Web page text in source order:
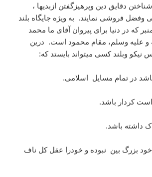
دقایق دین وپرهیزگفتن ازبدیها ،
وفضل فروشی نمایند. به ویژه جایگاه بلند
که در دنیا برای پیروان آقای ما محمد
علیه وسلم، مقام محمود است. درین
نیکو وبلند کسی میتواند بایستد که:
بزرگ بین نبوده و خودرا عقل کل ناف